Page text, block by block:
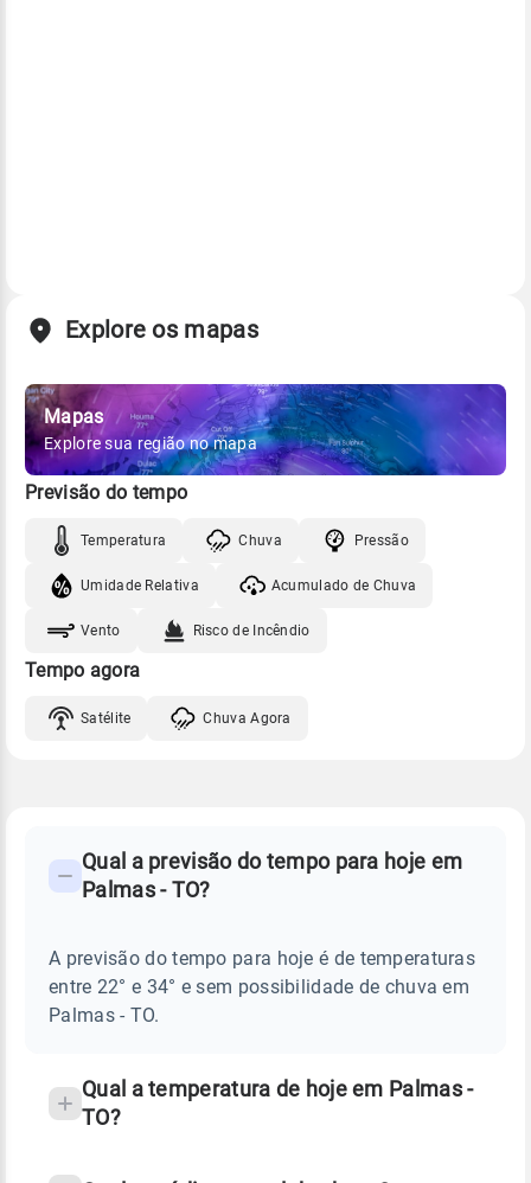
Explore os mapas
Mapas
Explore sua região no mapa
Previsão do tempo
Temperatura Chuva Pressão
Umidade Relativa Acumulado de Chuva
Vento Risco de Incêndio
Tempo agora
Satélite Chuva Agora
PREVISÃO
TEMPO
Perguntas
sobre
chuva
Qual a previsão do tempo para hoje em
Palmas - TO?
A previsão do tempo para hoje é de temperaturas
entre 22° e 34° e sem possibilidade de chuva em
Palmas - TO.
Qual a temperatura de hoje em Palmas -
TO?